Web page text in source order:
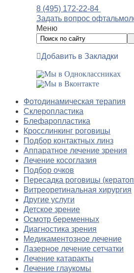
8 (495) 172-22-84
Задать вопрос
Меню
Добавить в Закладки
Фотодинамическая терапия
Склеропластика
Блефаропластика
Кросслинкинг роговицы
Подбор контактных линз
Аппаратное лечение зрения
Лечение косоглазия
Подбор очков
Пересадка роговицы
Витреоретинальная хирургия
Другие услуги
Детское зрение
Осмотр беременных
Диагностика зрения
Медикаментозное лечение
Лазерное лечение сетчатки
Лечение катаракты
Лечение глаукомы